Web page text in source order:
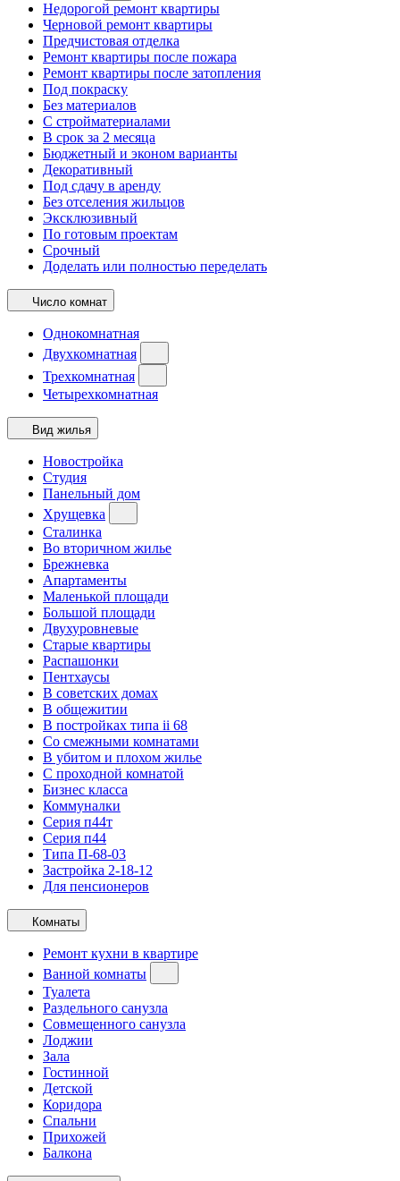
Недорогой ремонт квартиры
Черновой ремонт квартиры
Предчистовая отделка
Ремонт квартиры после пожара
Ремонт квартиры после затопления
Под покраску
Без материалов
С стройматериалами
В срок за 2 месяца
Бюджетный и эконом варианты
Декоративный
Под сдачу в аренду
Без отселения жильцов
Эксклюзивный
По готовым проектам
Срочный
Доделать или полностью переделать
Число комнат
Однокомнатная
Двухкомнатная
Трехкомнатная
Четырехкомнатная
Вид жилья
Новостройка
Студия
Панельный дом
Хрущевка
Сталинка
Во вторичном жилье
Брежневка
Апартаменты
Маленькой площади
Большой площади
Двухуровневые
Старые квартиры
Распашонки
Пентхаусы
В советских домах
В общежитии
В постройках типа ii 68
Со смежными комнатами
В убитом и плохом жилье
С проходной комнатой
Бизнес класса
Коммуналки
Серия п44т
Серия п44
Типа П-68-03
Застройка 2-18-12
Для пенсионеров
Комнаты
Ремонт кухни в квартире
Ванной комнаты
Туалета
Раздельного санузла
Совмещенного санузла
Лоджии
Зала
Гостинной
Детской
Коридора
Спальни
Прихожей
Балкона